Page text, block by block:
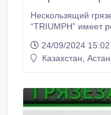
Нескользящий
“TRIUMPH” имеет
резиновой
эксплуатироваться
регулярно
24/09/2024 15:02
Казахстан,